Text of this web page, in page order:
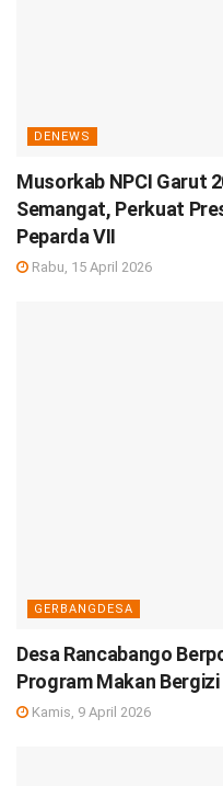
DENEWS
Musorkab NPCI Garut
Semangat, Perkuat
Peparda VII
Rabu, 15 April 2026
GERBANGDESA
Desa Rancabango
Program Makan
Kamis, 9 April 2026